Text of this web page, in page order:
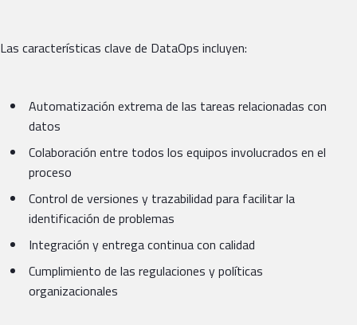
Las características clave de DataOps incluyen:
Automatización extrema de las tareas relacionadas con
datos
Colaboración entre todos los equipos involucrados en el
proceso
Control de versiones y trazabilidad para facilitar la
identificación de problemas
Integración y entrega continua con calidad
Cumplimiento de las regulaciones y políticas
organizacionales